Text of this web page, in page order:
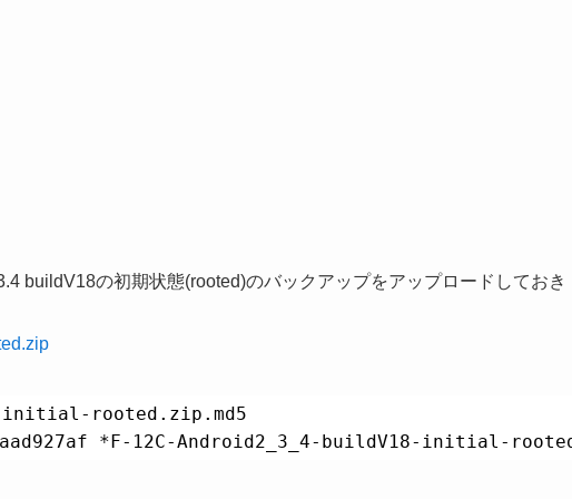
buildV18の初期状態(rooted)のバックアップをアップロードしておき
initial-rooted.zip.md5
*F-12C-Android2_3_4-buildV18-initial-